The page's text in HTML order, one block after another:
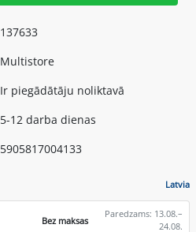
137633
Multistore
Ir piegādātāju noliktavā
5-12 darba dienas
5905817004133
Latvia
Bez maksas
Paredzams: 13.08.–
24.08.